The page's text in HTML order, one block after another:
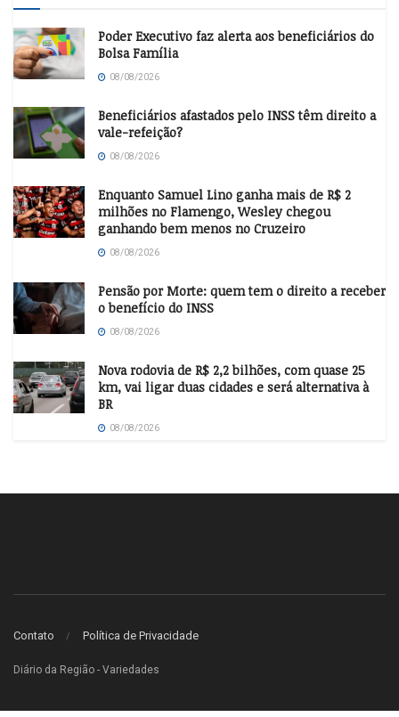
Poder Executivo faz alerta aos beneficiários do
Bolsa Família
08/08/2026
Beneficiários afastados pelo INSS têm direito a
vale-refeição?
08/08/2026
Enquanto Samuel Lino ganha mais de R$ 2
milhões no Flamengo, Wesley chegou
ganhando bem menos no Cruzeiro
08/08/2026
Pensão por Morte: quem tem o direito a receber
o benefício do INSS
08/08/2026
Nova rodovia de R$ 2,2 bilhões, com quase 25
km, vai ligar duas cidades e será alternativa à
BR
08/08/2026
Contato Política de Privacidade
Diário da Região - Variedades